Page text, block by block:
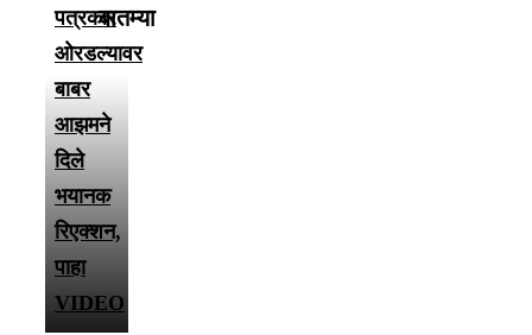
बातम्या
पत्रकार
ओरडल्यावर
बाबर
आझमने
दिले
भयानक
रिएक्शन,
पाहा
VIDEO